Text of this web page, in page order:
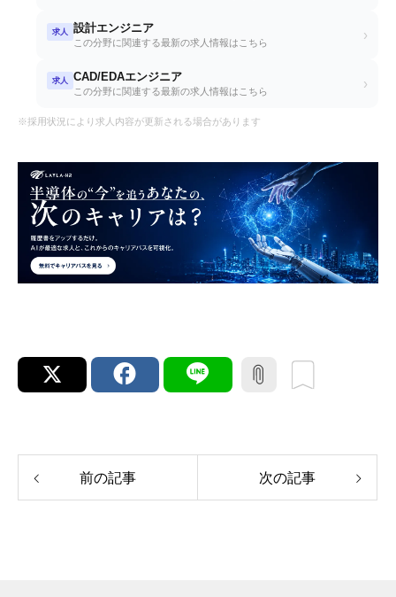
求人 設計エンジニア
この分野に関連する最新の求人情報はこちら ›
求人 CAD/EDAエンジニア
この分野に関連する最新の求人情報はこちら ›
※採用状況により求人内容が更新される場合があります
前の記事 次の記事